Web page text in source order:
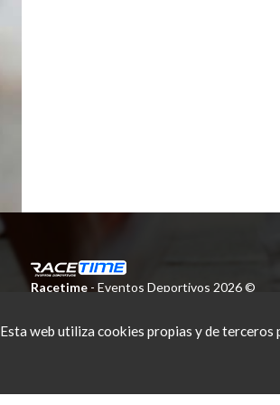
Racetime - Eventos Deportivos 2026 ©
Aviso Legal, Política de Privacidad y
Esta web utiliza cookies propias y de